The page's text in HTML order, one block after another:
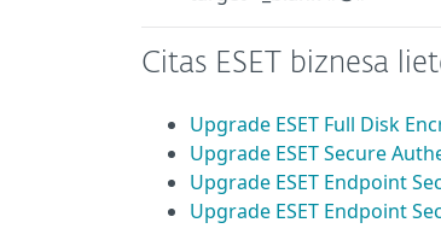
Citas ESET biznesa
Upgrade ESET Full Disk
Upgrade ESET Secure
Upgrade ESET Endpoint
Upgrade ESET Endpoint